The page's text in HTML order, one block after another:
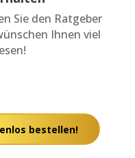
Sie den Ratgeber
Ihnen viel
bestellen!